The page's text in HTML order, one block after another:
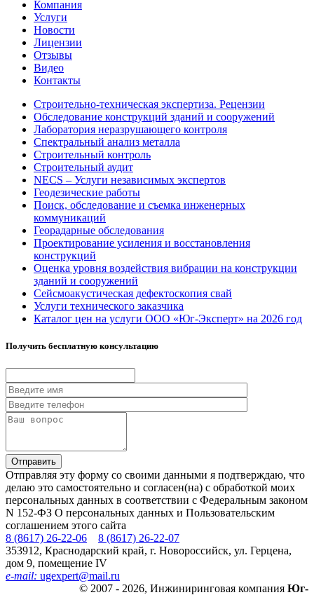
Компания
Услуги
Новости
Лицензии
Отзывы
Видео
Контакты
Строительно-техническая экспертиза. Рецензии
Обследование конструкций зданий и сооружений
Лаборатория неразрушающего контроля
Спектральный анализ металла
Строительный контроль
Строительный аудит
NECS – Услуги независимых экспертов
Геодезические работы
Поиск, обследование и съемка инженерных
коммуникаций
Георадарные обследования
Проектирование усиления и восстановления
конструкций
Оценка уровня воздействия вибрации на конструкции
зданий и сооружений
Сейсмоакустическая дефектоскопия свай
Услуги технического заказчика
Каталог цен на услуги ООО «Юг-Эксперт» на 2026 год
Получить бесплатную консультацию
Отправляя эту форму со своими данными я подтверждаю, что
делаю это самостоятельно и согласен(на) с обработкой моих
персональных данных в соответствии с Федеральным законом
N 152-ФЗ О персональных данных и Пользовательским
соглашением этого сайта
8 (8617) 26-22-06
8 (8617) 26-22-07
353912, Краснодарский край, г. Новороссийск, ул. Герцена,
дом 9, помещение IV
e-mail: ugexpert@mail.ru
© 2007 - 2026, Инжиниринговая компания Юг-